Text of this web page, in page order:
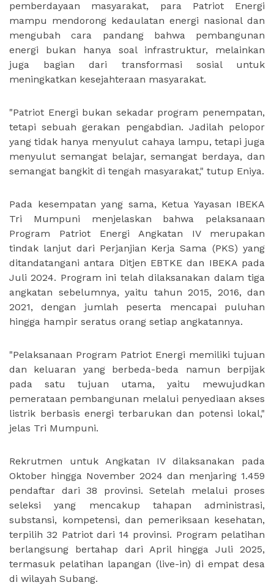
pemberdayaan masyarakat, para Patriot Energi
mampu mendorong kedaulatan energi nasional dan
mengubah cara pandang bahwa pembangunan
energi bukan hanya soal infrastruktur, melainkan
juga bagian dari transformasi sosial untuk
meningkatkan kesejahteraan masyarakat.
"Patriot Energi bukan sekadar program penempatan,
tetapi sebuah gerakan pengabdian. Jadilah pelopor
yang tidak hanya menyulut cahaya lampu, tetapi juga
menyulut semangat belajar, semangat berdaya, dan
semangat bangkit di tengah masyarakat," tutup Eniya.
Pada kesempatan yang sama, Ketua Yayasan IBEKA
Tri Mumpuni menjelaskan bahwa pelaksanaan
Program Patriot Energi Angkatan IV merupakan
tindak lanjut dari Perjanjian Kerja Sama (PKS) yang
ditandatangani antara Ditjen EBTKE dan IBEKA pada
Juli 2024. Program ini telah dilaksanakan dalam tiga
angkatan sebelumnya, yaitu tahun 2015, 2016, dan
2021, dengan jumlah peserta mencapai puluhan
hingga hampir seratus orang setiap angkatannya.
"Pelaksanaan Program Patriot Energi memiliki tujuan
dan keluaran yang berbeda-beda namun berpijak
pada satu tujuan utama, yaitu mewujudkan
pemerataan pembangunan melalui penyediaan akses
listrik berbasis energi terbarukan dan potensi lokal,"
jelas Tri Mumpuni.
Rekrutmen untuk Angkatan IV dilaksanakan pada
Oktober hingga November 2024 dan menjaring 1.459
pendaftar dari 38 provinsi. Setelah melalui proses
seleksi yang mencakup tahapan administrasi,
substansi, kompetensi, dan pemeriksaan kesehatan,
terpilih 32 Patriot dari 14 provinsi. Program pelatihan
berlangsung bertahap dari April hingga Juli 2025,
termasuk pelatihan lapangan (live-in) di empat desa
di wilayah Subang.